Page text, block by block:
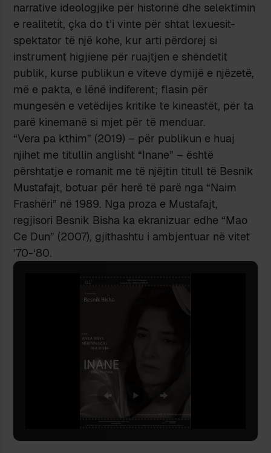
narrative ideologjike për historinë dhe selektimin
e realitetit, çka do t’i vinte për shtat lexuesit-
spektator të një kohe, kur arti përdorej si
instrument higjiene për ruajtjen e shëndetit
publik, kurse publikun e viteve dymijë e njëzetë,
më e pakta, e lënë indiferent; flasin për
mungesën e vetëdijes kritike te kineastët, për ta
parë kinemanë si mjet për të menduar.
“Vera pa kthim” (2019) – për publikun e huaj
njihet me titullin anglisht “Inane” – është
përshtatje e romanit me të njëjtin titull të Besnik
Mustafajt, botuar për herë të parë nga “Naim
Frashëri” në 1989. Nga proza e Mustafajt,
regjisori Besnik Bisha ka ekranizuar edhe “Mao
Ce Dun” (2007), gjithashtu i ambjentuar në vitet
’70-‘80.